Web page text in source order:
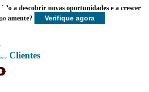
Personalizar agora
lo a descobrir novas oportunidades e a crescer
Verifique agora
Clientes